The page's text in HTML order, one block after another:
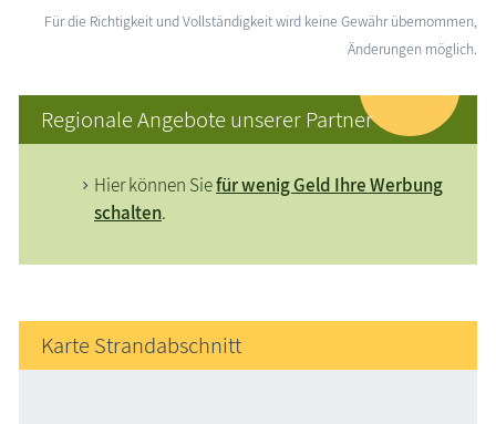
Für die Richtigkeit und Vollständigkeit wird keine Gewähr übernommen,
Änderungen möglich.
Regionale Angebote unserer Partner
Hier können Siefür wenig Geld Ihre Werbung
schalten.
Karte Strandabschnitt